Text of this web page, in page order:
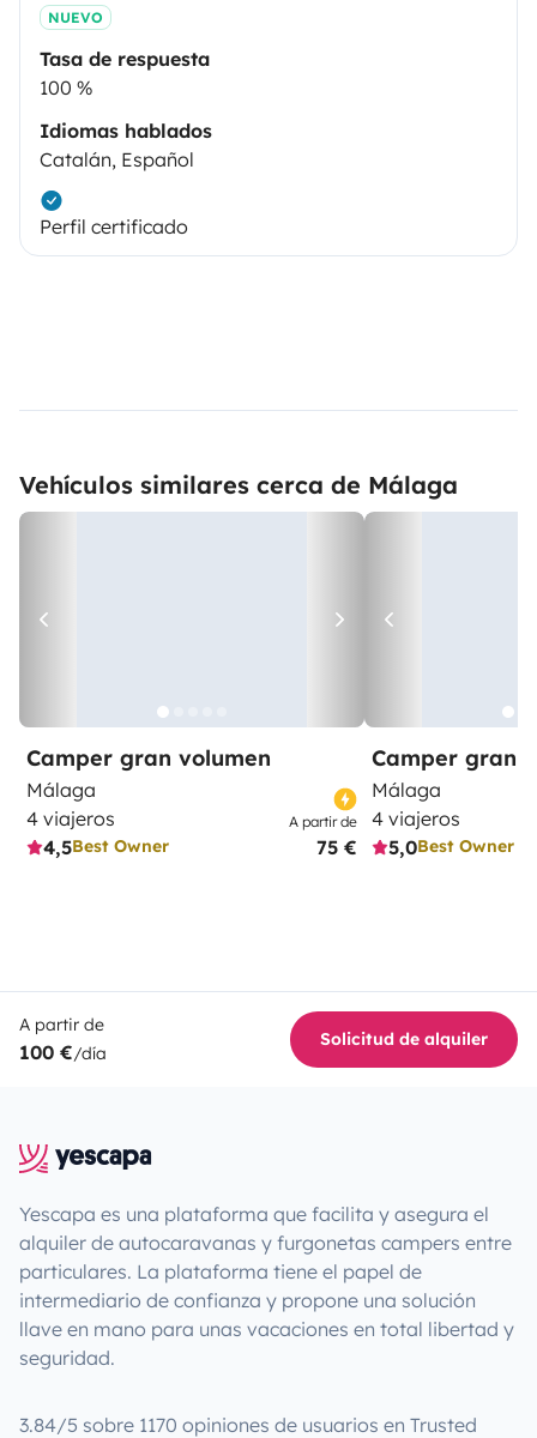
NUEVO
Tasa de respuesta
100 %
Idiomas hablados
Catalán, Español
Perfil certificado
Vehículos similares cerca de Málaga
Camper gran volumen
Málaga
4 viajeros
4,5Best Owner
A partir de
75 €
Camper gran
Málaga
4 viajeros
5,0Best Owner
A partir de
100 €/día
Solicitud de alquiler
Yescapa es una plataforma que facilita y asegura el
alquiler de autocaravanas y furgonetas campers entre
particulares. La plataforma tiene el papel de
intermediario de confianza y propone una solución
llave en mano para unas vacaciones en total libertad y
seguridad.
3.84/5 sobre 1170 opiniones de usuarios en Trusted